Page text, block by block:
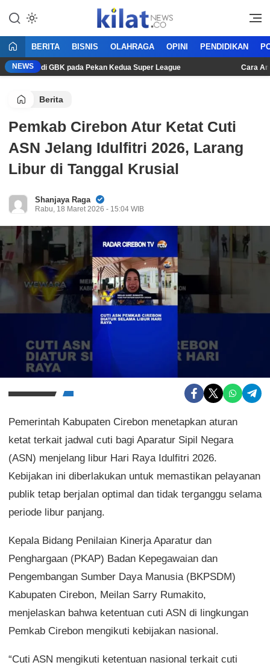
KilatNews.co
Mencerdaskan Anak Bangsa
BERITA BISNIS OLAHRAGA OPINI PENDIDIKAN
NEWSdi GBK pada Pekan Kedua Super League Cara
Berita
Pemkab Cirebon Atur Ketat Cuti
ASN Jelang Idulfitri 2026, Larang
Libur di Tanggal Krusial
Shanjaya Raga
Rabu, 18 Maret 2026 - 15:04 WIB
Pemerintah Kabupaten Cirebon menetapkan aturan
ketat terkait jadwal cuti bagi Aparatur Sipil Negara
(ASN) menjelang libur Hari Raya Idulfitri 2026.
Kebijakan ini diberlakukan untuk memastikan pelayanan
publik tetap berjalan optimal dan tidak terganggu selama
periode libur panjang.
Kepala Bidang Penilaian Kinerja Aparatur dan
Penghargaan (PKAP) Badan Kepegawaian dan
Pengembangan Sumber Daya Manusia (BKPSDM)
Kabupaten Cirebon, Meilan Sarry Rumakito,
menjelaskan bahwa ketentuan cuti ASN di lingkungan
Pemkab Cirebon mengikuti kebijakan nasional.
“Cuti ASN mengikuti ketentuan nasional terkait cuti